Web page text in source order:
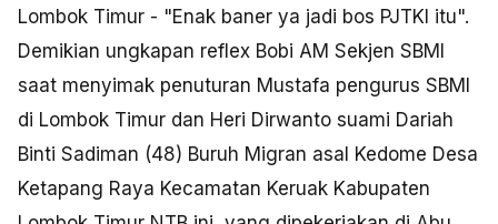
Lombok Timur - "Enak baner ya jadi bos PJTKI itu".
Demikian ungkapan reflex Bobi AM Sekjen SBMI
saat menyimak penuturan Mustafa pengurus SBMI
di Lombok Timur dan Heri Dirwanto suami Dariah
Binti Sadiman (48) Buruh Migran asal Kedome Desa
Ketapang Raya Kecamatan Keruak Kabupaten